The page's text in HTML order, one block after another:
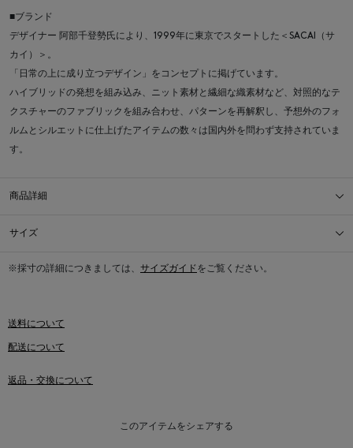
■ブランド
デザイナー 阿部千登勢氏により、1999年に東京でスタートした＜SACAI（サ
カイ）＞。
「日常の上に成り立つデザイン」をコンセプトに掲げています。
ハイブリッドの発想を組み込み、ニット素材と繊細な織素材など、対照的なテ
クスチャーのファブリックを組み合わせ、パターンを再解釈し、予想外のフォ
ルムとシルエットに仕上げたアイテムの数々は国内外を問わず支持されていま
す。
商品詳細
サイズ
※採寸の詳細につきましては、 サイズガイドをご覧ください。
送料について
配送について
返品・交換について
このアイテムをシェアする